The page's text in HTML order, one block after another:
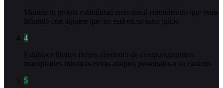
Mantén tu propia estabilidad emocional entendiendo que estás
lidiando con alguien que no está en su sano juicio
4
Establece límites firmes alrededor de comportamientos
inaceptables mientras evitas ataques personales a su carácter
5